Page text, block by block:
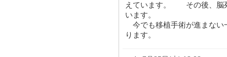
えています。 その後、脳
います。
今でも移植手術が進まない
ります。